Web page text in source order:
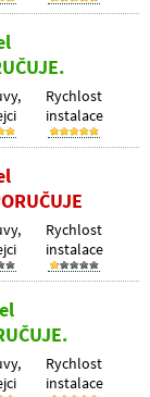
Rychlost
instalace
Rychlost
instalace
Rychlost
instalace